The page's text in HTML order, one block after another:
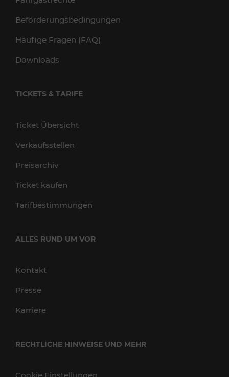
Beförderungsbedingungen
Häufige Fragen (FAQ)
Downloads
TICKETS & TARIFE
Ticket Übersicht
Verkaufsstellen
Preisarchiv
Ticket kaufen
Tarifbestimmungen
ALLES RUND UM VOR
Kontakt
Presse
Karriere
RECHTLICHE HINWEISE UND MEHR